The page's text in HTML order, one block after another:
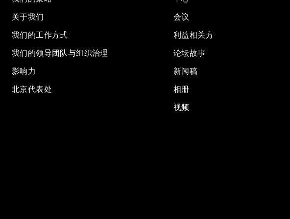
关于我们
我们的工作方式
我们的领导团队与组织治理
影响力
北京代表处
会议
利益相关方
论坛故事
新闻稿
相册
视频